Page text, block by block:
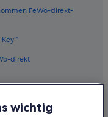
FeWo-direkt-
direkt
wichtig